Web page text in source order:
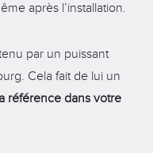
après l’installation.
par un puissant
Cela fait de lui un
référence dans votre